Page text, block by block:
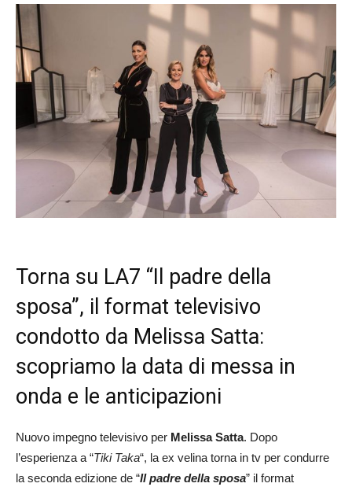
Torna su LA7 “Il padre della
sposa”, il format televisivo
condotto da Melissa Satta:
scopriamo la data di messa in
onda e le anticipazioni
Nuovo impegno televisivo per Melissa Satta. Dopo
l’esperienza a “Tiki Taka“, la ex velina torna in tv per condurre
la seconda edizione de “Il padre della sposa” il format